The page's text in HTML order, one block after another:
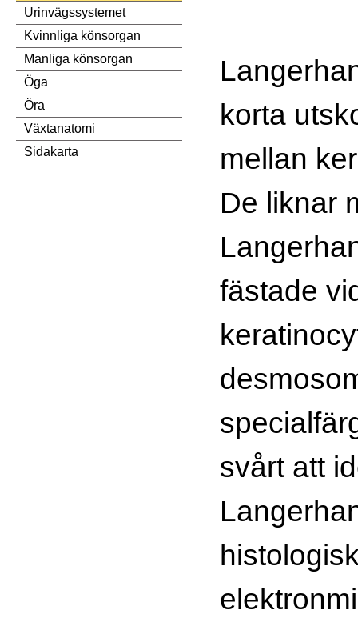
Urinvägssystemet
Kvinnliga könsorgan
Manliga könsorgan
Öga
Öra
Växtanatomi
Sidakarta
korta
mellan
De liknar
fästade
svårt att